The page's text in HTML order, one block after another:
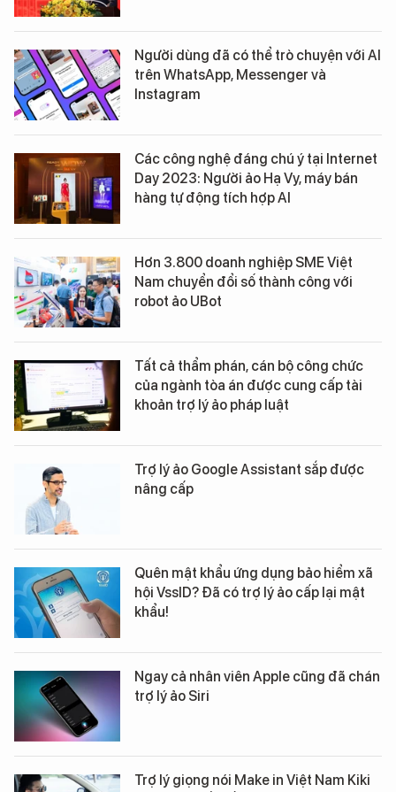
Người dùng đã có thể trò chuyện với AI
trên WhatsApp, Messenger và
Instagram
Các công nghệ đáng chú ý tại Internet
Day 2023: Người ảo Hạ Vy, máy bán
hàng tự động tích hợp AI
Hơn 3.800 doanh nghiệp SME Việt
Nam chuyển đổi số thành công với
robot ảo UBot
Tất cả thẩm phán, cán bộ công chức
của ngành tòa án được cung cấp tài
khoản trợ lý ảo pháp luật
Trợ lý ảo Google Assistant sắp được
nâng cấp
Quên mật khẩu ứng dụng bảo hiểm xã
hội VssID? Đã có trợ lý ảo cấp lại mật
khẩu!
Ngay cả nhân viên Apple cũng đã chán
trợ lý ảo Siri
Trợ lý giọng nói Make in Việt Nam Kiki